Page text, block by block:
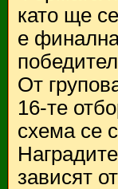
като ще
е
От
16-те
схема се
зависят